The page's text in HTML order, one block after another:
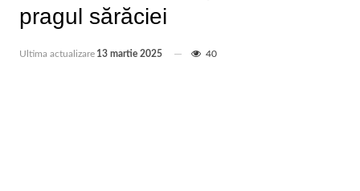
pragul sărăciei
Ultima actualizare 13 martie 2025 40